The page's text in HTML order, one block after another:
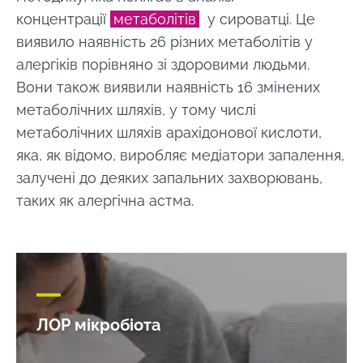
концентрації метаболітів
у сироватці. Це
виявило наявність 26 різних метаболітів у
алергіків порівняно зі здоровими людьми.
Вони також виявили наявність 16 змінених
метаболічних шляхів, у тому числі
метаболічних шляхів арахідонової кислоти,
яка, як відомо, виробляє медіатори запалення,
залучені до деяких запальних захворювань,
таких як алергічна астма.
ЛОР мікробіота
Перенаправлення
Ви збираєтеся перенаправити і залишити
наш веб -сайт
Будьте в курсі
Приєднуйтесь до спільноти Microbiota та
отримайте раз на місяць "найважливіший",
Microbiota.
Приєднуйтесь до спільноти Microbiota та
отримайте \ Essentials \ "раз на місяць,
щоб бути в курсі останніх новин про
мікробіоти".
Я прочитав і приймаю
захисту даних
Інституту мікробіоти
Biocodex.